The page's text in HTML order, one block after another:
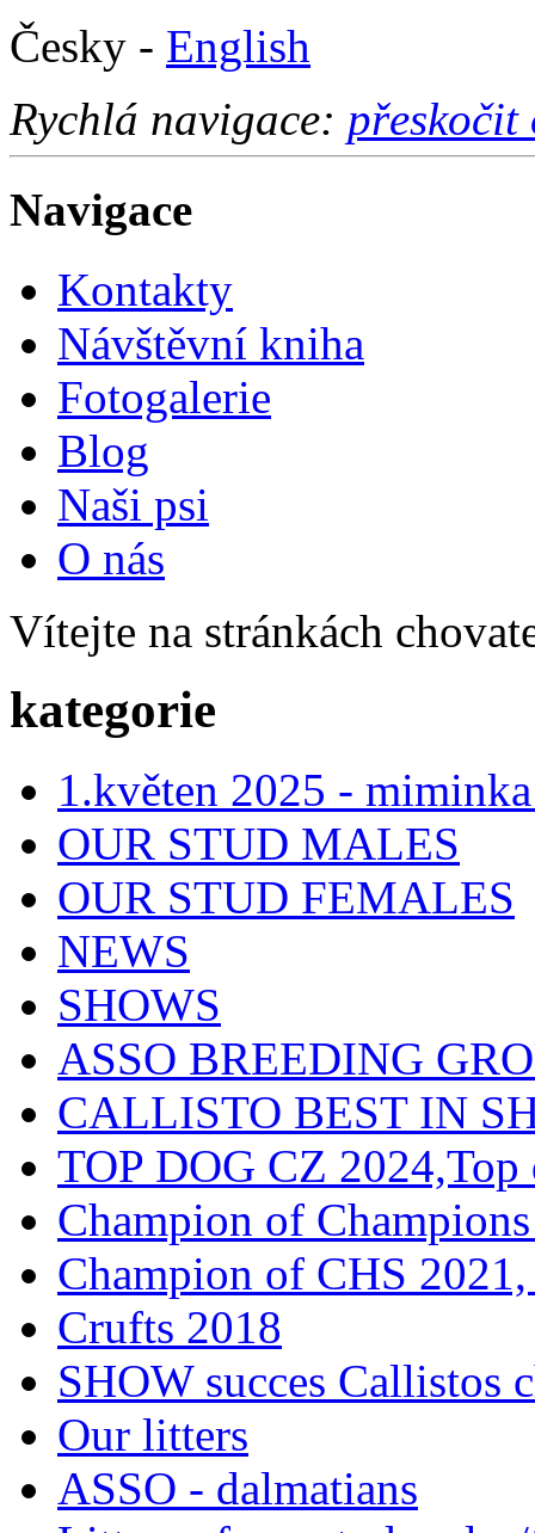
Česky - English
Rychlá navigace: přeskočit
Navigace
Kontakty
Návštěvní kniha
Fotogalerie
Blog
Naši psi
O nás
Vítejte na stránkách
kategorie
1.květen 2025 -
OUR STUD MALES
OUR STUD FEMALES
NEWS
SHOWS
ASSO BREEDING
CALLISTO BEST IN
TOP DOG CZ
Champion of
Champion of CHS
Crufts 2018
SHOW succes Callistos
Our litters
ASSO - dalmatians